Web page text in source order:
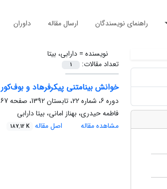
راهنمای نویسندگان ارسال مقاله داوران
نویسنده =دارابی، بیتا
تعداد مقالات:
1
خوانش بینامتنی پیکر‌فرهاد و بوف‌کور
دوره 6، شماره 22، تابستان 1392، صفحه
67-88
فاطمه حیدری، بهناز امانی، بیتا دارابی
مشاهده مقاله
اصل مقاله 187.12 K